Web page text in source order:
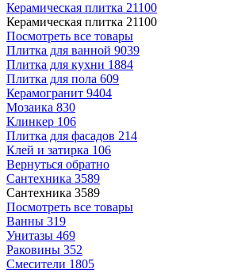
Керамическая плитка 21100
Керамическая плитка 21100
Посмотреть все товары
Плитка для ванной 9039
Плитка для кухни 1884
Плитка для пола 609
Керамогранит 9404
Мозаика 830
Клинкер 106
Плитка для фасадов 214
Клей и затирка 106
Вернуться обратно
Сантехника 3589
Сантехника 3589
Посмотреть все товары
Ванны 319
Унитазы 469
Раковины 352
Смесители 1805